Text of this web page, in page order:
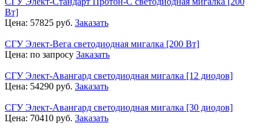
Вт]
Цена: 57825 руб. Заказать
СГУ Элект-Вега светодиодная мигалка [200 Вт]
Цена: по запросу Заказать
СГУ Элект-Авангард светодиодная мигалка [12 диодов]
Цена: 54290 руб. Заказать
СГУ Элект-Авангард светодиодная мигалка [30 диодов]
Цена: 70410 руб. Заказать